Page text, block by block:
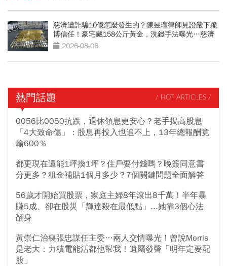
慈濟遭詐騙10億怎麼發生的？陳昱瑄律師見證嚴下跪
博信任！豪宅藏158公斤黃金，洗錢手法曝光…慈濟
回應了
2026-08-06
熱門話題 / HOT ARTICLES /
0056比0050抗跌，退休領息更安心？老手揭高股息
「4大致命傷」：股息再投入也追不上，13年總報酬竟
輸600％
都更現在還能1坪換1坪？住戶要付錢嗎？晚簽同意書
分更多？租金補貼1個月多少？7個關鍵問題全面解答
56歲才開始買股票，家庭主婦8年滾出8千萬！半年暴
賺5成、卻在股災「輝達殺在最低點」...她靠3個心法
翻身
黃崇仁治喪張忠謀任主委…兩人交情曝光！曾說Morris
是老大：力積電能活都他幫我！遺屬發聲「明年定要配
股」